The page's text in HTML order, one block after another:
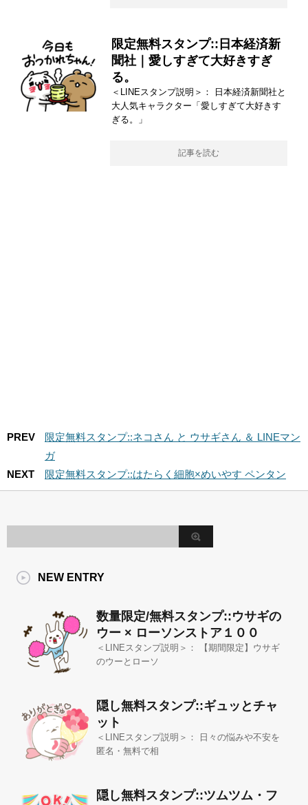
限定無料スタンプ::日本経済新
聞社｜愛しすぎて大好きすぎ
る。
＜LINEスタンプ説明＞： 日本経済新聞社と
大人気キャラクター「愛しすぎて大好きす
ぎる。」
記事を読む
PREV
限定無料スタンプ::ネコさん と ウサギさん ＆ LINEマン
ガ
NEXT
限定無料スタンプ::はたらく細胞×めいやす ペンタン
NEW ENTRY
数量限定/無料スタンプ::ウサギの
ウー × ローソンストア１００
＜LINEスタンプ説明＞： 【期間限定】ウサギ
のウーとローソ
隠し無料スタンプ::ギュッとチャ
ット
＜LINEスタンプ説明＞： 日々の悩みや不安を
匿名・無料で相
隠し無料スタンプ::ツムツム・フ